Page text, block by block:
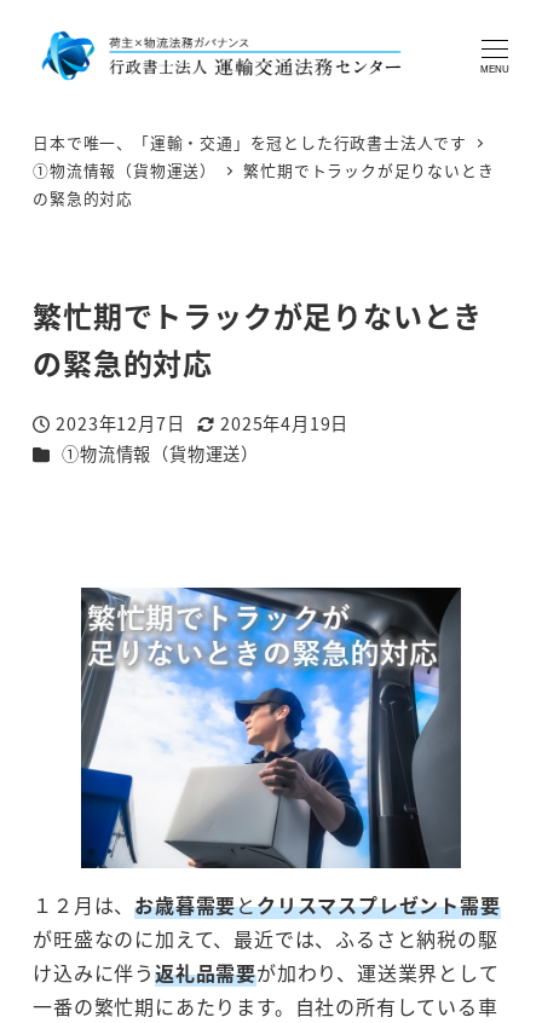
MENU
日本で唯一、「運輸・交通」を冠とした行政書士法人です
①物流情報（貨物運送）
繁忙期でトラックが足りないとき
の緊急的対応
繁忙期でトラックが足りないとき
の緊急的対応
投稿日
2023年12月7日
更新日
2025年4月19日
カテゴリー
①物流情報（貨物運送）
１２月は、お歳暮需要とクリスマスプレゼント需要
が旺盛なのに加えて、最近では、ふるさと納税の駆
け込みに伴う返礼品需要が加わり、運送業界として
一番の繁忙期にあたります。自社の所有している車